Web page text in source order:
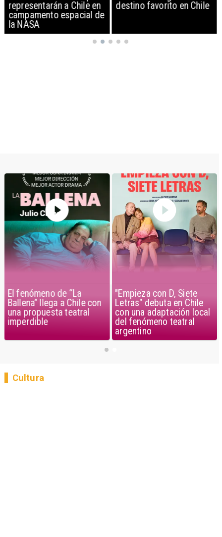
representarán a Chile en
campamento espacial de
la NASA
destino favorito en Chile
El fenómeno de “La
Ballena” llega a Chile con
una propuesta teatral
imperdible
"Empieza con D, Siete
Letras" debuta en Chile
con una adaptación local
del fenómeno teatral
argentino
Cultura